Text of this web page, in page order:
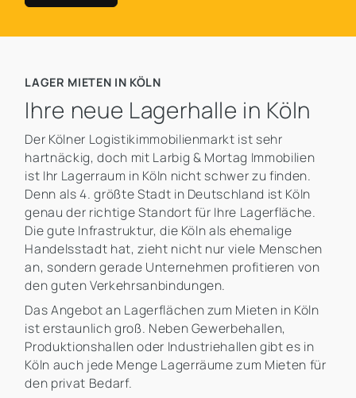
LAGER MIETEN IN KÖLN
Ihre neue Lagerhalle in Köln
Der Kölner Logistikimmobilienmarkt ist sehr
hartnäckig, doch mit Larbig & Mortag Immobilien
ist Ihr Lagerraum in Köln nicht schwer zu finden.
Denn als 4. größte Stadt in Deutschland ist Köln
genau der richtige Standort für Ihre Lagerfläche.
Die gute Infrastruktur, die Köln als ehemalige
Handelsstadt hat, zieht nicht nur viele Menschen
an, sondern gerade Unternehmen profitieren von
den guten Verkehrsanbindungen.
Das Angebot an Lagerflächen zum Mieten in Köln
ist erstaunlich groß. Neben Gewerbehallen,
Produktionshallen oder Industriehallen gibt es in
Köln auch jede Menge Lagerräume zum Mieten für
den privat Bedarf.